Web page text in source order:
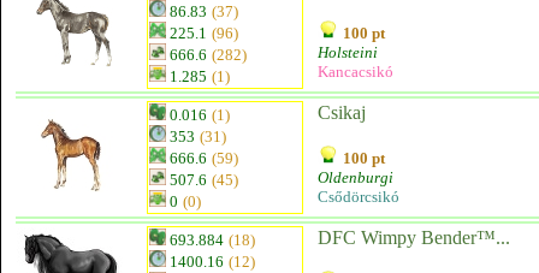
86.83 (37)
225.1 (96)
666.6 (282)
1.285 (1)
100 pt
Holsteini
Kancacsikó
0.016 (1)
353 (31)
666.6 (59)
507.6 (45)
0 (0)
Csikaj
100 pt
Oldenburgi
Csődörcsikó
693.884 (18)
1400.16 (12)
DFC Wimpy Bender™...